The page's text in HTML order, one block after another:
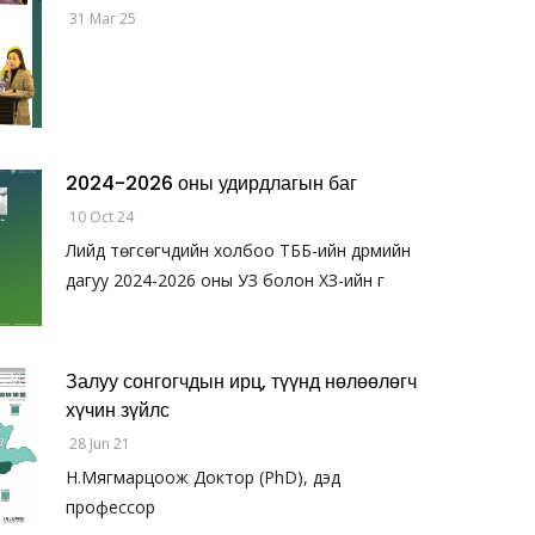
31 Mar 25
2024-2026 оны удирдлагын баг
10 Oct 24
Лийд төгсөгчдийн холбоо ТББ-ийн дүрмийн
дагуу 2024-2026 оны УЗ болон ХЗ-ийн г
Залуу сонгогчдын ирц, түүнд нөлөөлөгч
хүчин зүйлс
28 Jun 21
Н.Мягмарцоож Доктор (PhD), дэд
профессор